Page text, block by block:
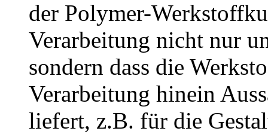
der Polymer-
Verarbeitung nicht nur
sondern dass die
Verarbeitung hinein
liefert, z.B. für die